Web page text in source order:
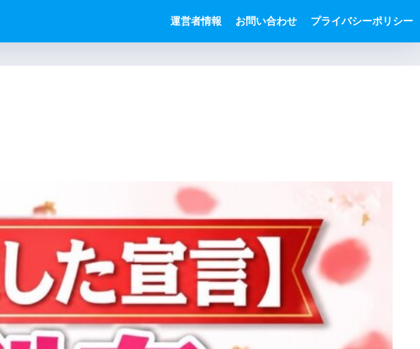
運営者情報 お問い合わせ プライバシーポリシー